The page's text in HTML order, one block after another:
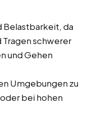
Belastbarkeit, da
schwerer
und Gehen
Umgebungen zu
bei hohen